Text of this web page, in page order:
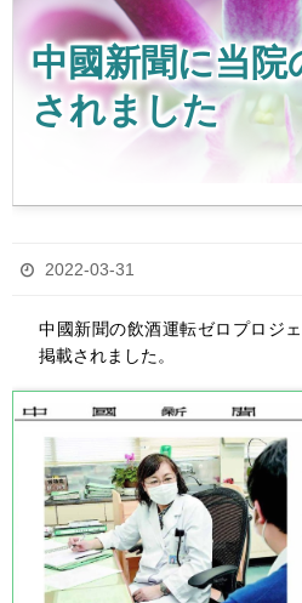
中國新聞に当
されました
2022-03-31
中國新聞の飲酒運転ゼロプロジ
掲載されました。